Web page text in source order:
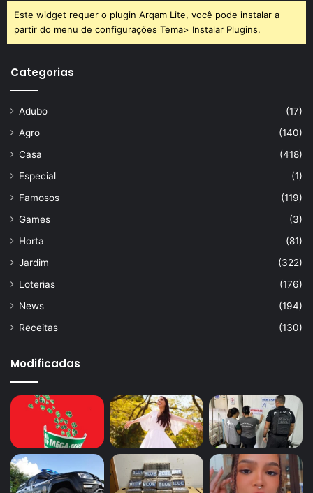
Este widget requer o plugin Arqam Lite, você pode instalar a
partir do menu de configurações Tema> Instalar Plugins.
Categorias
Adubo
(17)
Agro
(140)
Casa
(418)
Especial
(1)
Famosos
(119)
Games
(3)
Horta
(81)
Jardim
(322)
Loterias
(176)
News
(194)
Receitas
(130)
Modificadas